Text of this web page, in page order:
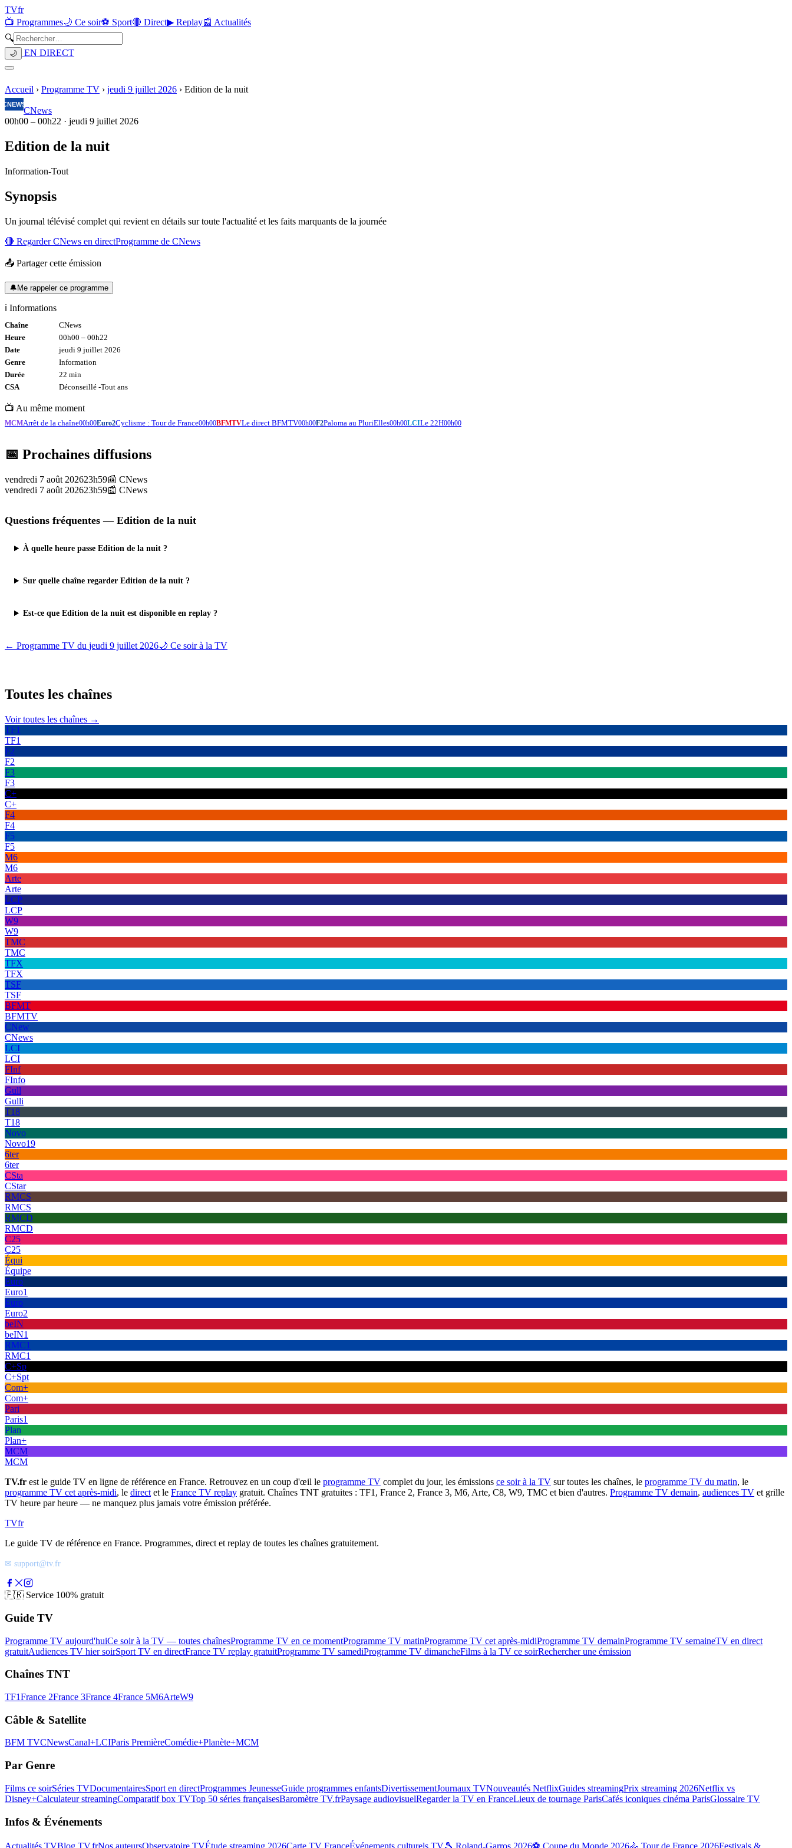
TVfr
📺 Programmes🌙 Ce soir⚽ Sport🔴 Direct▶ Replay📰 Actualités
🔍
🌙 EN DIRECT
Accueil › Programme TV › jeudi 9 juillet 2026 › Edition de la nuit
CNews
00h00 – 00h22 · jeudi 9 juillet 2026
Edition de la nuit
Information-Tout
Synopsis
Un journal télévisé complet qui revient en détails sur toute l'actualité et les faits marquants de la journée
🔴 RegarderCNews en directProgramme de CNews
📤 Partager cette émission
🔔Me rappeler ce programme
ℹ️ Informations
Chaîne
CNews
Heure
00h00 – 00h22
Date
jeudi 9 juillet 2026
Genre
Information
Durée
22 min
CSA
Déconseillé -Tout ans
📺 Au même moment
MCMArrêt de la chaîne00h00Euro2Cyclisme : Tour de France00h00BFMTVLe direct BFMTV00h00F2Paloma au PluriElles00h00LCILe 22H00h00
📅 Prochaines diffusions
vendredi 7 août 202623h59📰 CNews
vendredi 7 août 202623h59📰 CNews
Questions fréquentes — Edition de la nuit
À quelle heure passe Edition de la nuit ?
Sur quelle chaîne regarder Edition de la nuit ?
Est-ce que Edition de la nuit est disponible en replay ?
← Programme TV du jeudi 9 juillet 2026🌙 Ce soir à la TV
Toutes les chaînes
Voir toutes les chaînes →
TF1
TF1
F2
F2
F3
F3
C+
C+
F4
F4
F5
F5
M6
M6
Arte
Arte
LCP
LCP
W9
W9
TMC
TMC
TFX
TFX
TSF
TSF
BFMT
BFMTV
CNew
CNews
LCI
LCI
FInf
FInfo
Gull
Gulli
T18
T18
Novo
Novo19
6ter
6ter
CSta
CStar
RMCS
RMCS
RMCD
RMCD
C25
C25
Équi
Équipe
Euro
Euro1
Euro
Euro2
beIN
beIN1
RMC1
RMC1
C+Sp
C+Spt
Com+
Com+
Pari
Paris1
Plan
Plan+
MCM
MCM
TV.fr est le guide TV en ligne de référence en France. Retrouvez en un coup d'œil le programme TV complet du jour, les émissions ce soir à la TV sur toutes les chaînes, le programme TV du matin, le
programme TV cet après-midi, le direct et le France TV replay gratuit. Chaînes TNT gratuites : TF1, France 2, France 3, M6, Arte, C8, W9, TMC et bien d'autres. Programme TV demain, audiences TV et grille
TV heure par heure — ne manquez plus jamais votre émission préférée.
TVfr
Le guide TV de référence en France. Programmes, direct et replay de toutes les chaînes gratuitement.
✉ support@tv.fr
🇫🇷 Service 100% gratuit
Guide TV
Programme TV aujourd'huiCe soir à la TV — toutes chaînesProgramme TV en ce momentProgramme TV matinProgramme TV cet après-midiProgramme TV demainProgramme TV semaineTV en direct
gratuitAudiences TV hier soirSport TV en directFrance TV replay gratuitProgramme TV samediProgramme TV dimancheFilms à la TV ce soirRechercher une émission
Chaînes TNT
TF1France 2France 3France 4France 5M6ArteW9
Câble & Satellite
BFM TVCNewsCanal+LCIParis PremièreComédie+Planète+MCM
Par Genre
Films ce soirSéries TVDocumentairesSport en directProgrammes JeunesseGuide programmes enfantsDivertissementJournaux TVNouveautés NetflixGuides streamingPrix streaming 2026Netflix vs
Disney+Calculateur streamingComparatif box TVTop 50 séries françaisesBaromètre TV.frPaysage audiovisuelRegarder la TV en FranceLieux de tournage ParisCafés iconiques cinéma ParisGlossaire TV
Infos & Événements